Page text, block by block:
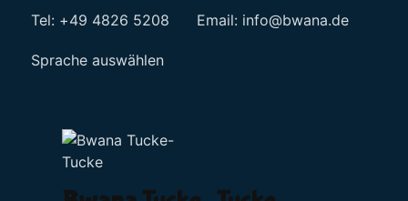
Tel: +49 4826 5208 Email: info@bwana.de
Sprache auswählen